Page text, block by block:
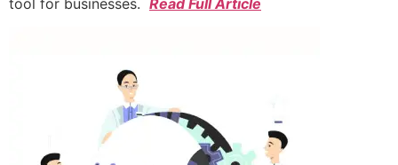
tool for businesses. Read Full Article